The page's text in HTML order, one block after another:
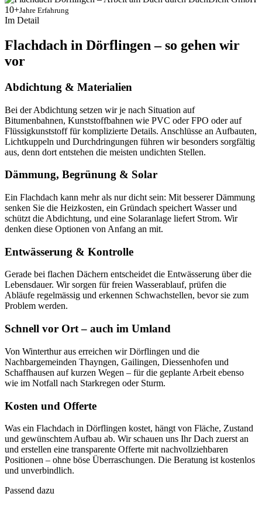
10+Jahre Erfahrung
Im Detail
Flachdach in Dörflingen – so gehen wir
vor
Abdichtung & Materialien
Bei der Abdichtung setzen wir je nach Situation auf
Bitumenbahnen, Kunststoffbahnen wie PVC oder FPO oder auf
Flüssigkunststoff für komplizierte Details. Anschlüsse an Aufbauten,
Lichtkuppeln und Durchdringungen führen wir besonders sorgfältig
aus, denn dort entstehen die meisten undichten Stellen.
Dämmung, Begrünung & Solar
Ein Flachdach kann mehr als nur dicht sein: Mit besserer Dämmung
senken Sie die Heizkosten, ein Gründach speichert Wasser und
schützt die Abdichtung, und eine Solaranlage liefert Strom. Wir
denken diese Optionen von Anfang an mit.
Entwässerung & Kontrolle
Gerade bei flachen Dächern entscheidet die Entwässerung über die
Lebensdauer. Wir sorgen für freien Wasserablauf, prüfen die
Abläufe regelmässig und erkennen Schwachstellen, bevor sie zum
Problem werden.
Schnell vor Ort – auch im Umland
Von Winterthur aus erreichen wir Dörflingen und die
Nachbargemeinden Thayngen, Gailingen, Diessenhofen und
Schaffhausen auf kurzen Wegen – für die geplante Arbeit ebenso
wie im Notfall nach Starkregen oder Sturm.
Kosten und Offerte
Was ein Flachdach in Dörflingen kostet, hängt von Fläche, Zustand
und gewünschtem Aufbau ab. Wir schauen uns Ihr Dach zuerst an
und erstellen eine transparente Offerte mit nachvollziehbaren
Positionen – ohne böse Überraschungen. Die Beratung ist kostenlos
und unverbindlich.
Passend dazu